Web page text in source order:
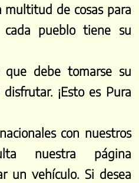
multitud de cosas para
cada pueblo tiene su
que debe tomarse su
¡Esto es Pura
con nuestros
nuestra página
un vehículo. Si desea